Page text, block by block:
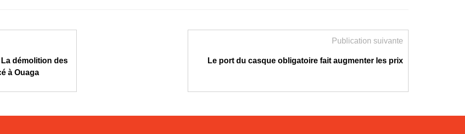
démolition des
à Ouaga
Publication suivante
Le port du casque obligatoire fait augmenter les prix